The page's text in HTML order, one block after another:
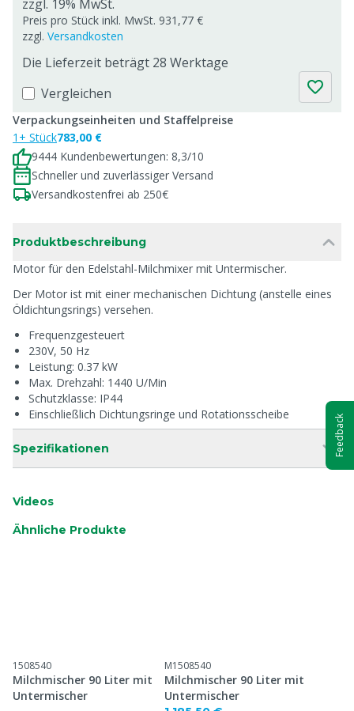
zzgl. 19% MwSt.
Preis pro Stück inkl. MwSt. 931,77 €
zzgl. Versandkosten
Die Lieferzeit beträgt 28 Werktage
Vergleichen
Verpackungseinheiten und Staffelpreise
1+ Stück783,00 €
9444 Kundenbewertungen: 8,3/10
Schneller und zuverlässiger Versand
Versandkostenfrei ab 250€
Produktbeschreibung
Motor für den Edelstahl-Milchmixer mit Untermischer.
Der Motor ist mit einer mechanischen Dichtung (anstelle eines
Öldichtungsrings) versehen.
Frequenzgesteuert
230V, 50 Hz
Leistung: 0.37 kW
Max. Drehzahl: 1440 U/Min
Schutzklasse: IP44
Einschließlich Dichtungsringe und Rotationsscheibe
Spezifikationen
Videos
Ähnliche Produkte
1508540
Milchmischer 90 Liter mit
Untermischer
M1508540
Milchmischer 90 Liter mit
Untermischer
Feedback